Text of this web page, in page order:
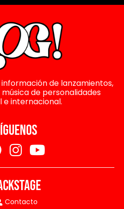
de lanzamientos,
de personalidades
e internacional.
Contacto